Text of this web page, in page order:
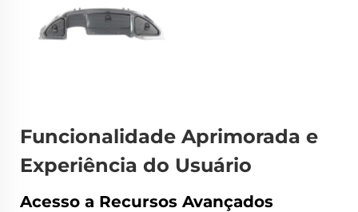
Funcionalidade Aprimorada e
Experiência do Usuário
Acesso a Recursos Avançados